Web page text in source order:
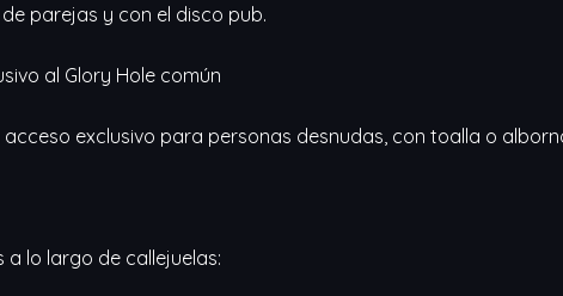
parejas y con el disco pub.
al Glory Hole común
acceso exclusivo para personas desnudas, con toalla o
lo largo de callejuelas: